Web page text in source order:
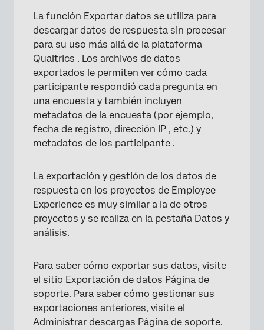
La función Exportar datos se utiliza para
descargar datos de respuesta sin procesar
para su uso más allá de la plataforma
Qualtrics . Los archivos de datos
exportados le permiten ver cómo cada
participante respondió cada pregunta en
una encuesta y también incluyen
metadatos de la encuesta (por ejemplo,
fecha de registro, dirección IP , etc.) y
metadatos de los participante .
La exportación y gestión de los datos de
respuesta en los proyectos de Employee
Experience es muy similar a la de otros
proyectos y se realiza en la pestaña Datos y
análisis.
Para saber cómo exportar sus datos, visite
el sitio Exportación de datos Página de
soporte. Para saber cómo gestionar sus
exportaciones anteriores, visite el
Administrar descargas Página de soporte.